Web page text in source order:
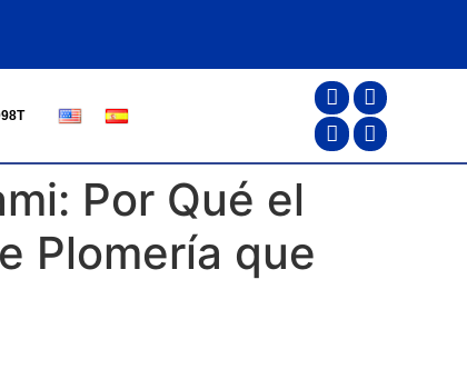
Por Qué el
Plomería que